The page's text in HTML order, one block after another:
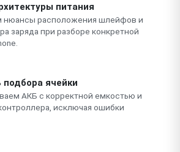
питания
нюансы расположения шлейфов и
заряда при разборе конкретной
подбора ячейки
АКБ с корректной емкостью и
исключая ошибки